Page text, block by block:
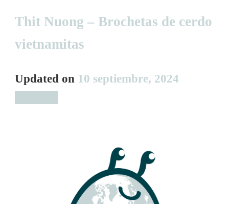
Thit Nuong – Brochetas de cerdo
vietnamitas
Updated on 10 septiembre, 2024